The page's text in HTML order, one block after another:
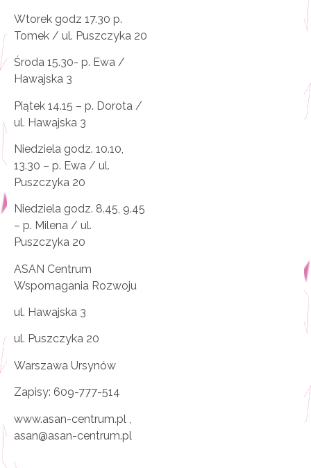
Wtorek godz 17.30 p.
Tomek / ul. Puszczyka 20
Środa 15.30- p. Ewa /
Hawajska 3
Piątek 14.15 – p. Dorota /
ul. Hawajska 3
Niedziela godz. 10.10,
13.30 – p. Ewa / ul.
Puszczyka 20
Niedziela godz. 8.45, 9.45
– p. Milena / ul.
Puszczyka 20
ASAN Centrum
Wspomagania Rozwoju
ul. Hawajska 3
ul. Puszczyka 20
Warszawa Ursynów
Zapisy: 609-777-514
www.asan-centrum.pl ,
asan@asan-centrum.pl